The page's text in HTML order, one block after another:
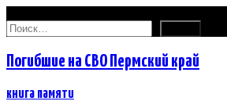
Найти:
Погибшие на СВО Пермский край
книга памяти